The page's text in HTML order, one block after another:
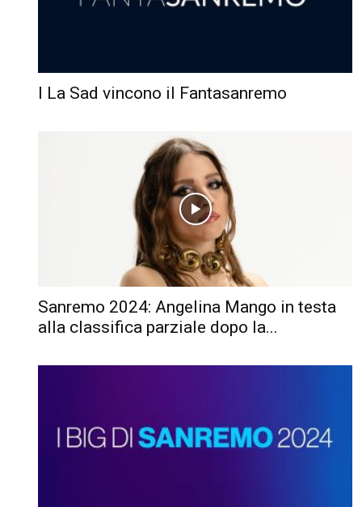
I La Sad vincono il Fantasanremo
Sanremo 2024: Angelina Mango in testa
alla classifica parziale dopo la...